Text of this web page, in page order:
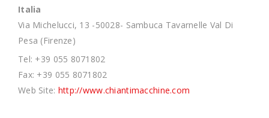
Italia
Via Michelucci, 13 -50028- Sambuca Tavarnelle Val Di
Pesa (Firenze)
Tel: +39 055 8071802
Fax: +39 055 8071802
Web Site: http://www.chiantimacchine.com